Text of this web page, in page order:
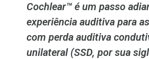
Cochlear™ é um passo
experiência auditiva para
com perda auditiva
unilateral (SSD, por sua